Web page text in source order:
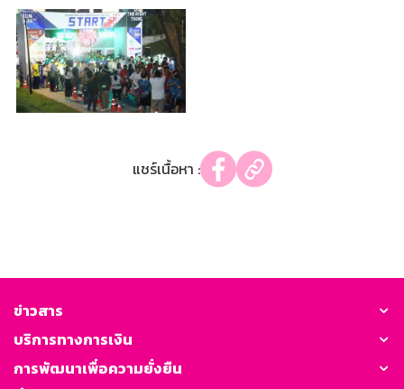
แชร์เนื้อหา :
ข่าวสาร
บริการทางการเงิน
การพัฒนาเพื่อความยั่งยืน